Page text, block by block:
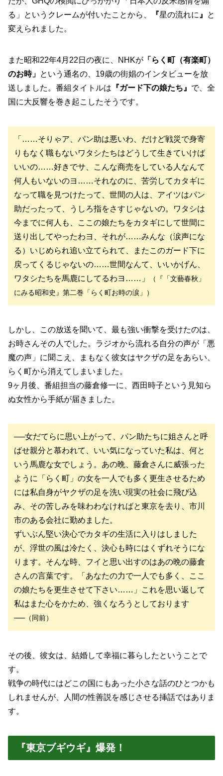
る」というクレームが付いたことから、
『星の流れに 』
と
変えられました。
また昭和22年4月22日の夜に、NHKが 「らく町（有楽町）
のお時」 という通名の、19歳の街娼のインタビューを放
送しました。番組タイトルは 『ガード下の娘たち』 で、全
国に大反響を巻き起こしたそうです。
「……そりゃア、パン助は悪いわ、だけど戦災で身寄
りもなく職もないワタシたちはどうして生きていけば
いいの……好きでサ、こんな商売をしている人なんて
何人もいないのヨ……それなのに、苦労してカタギに
なって職を見つけたって、世間の人は、アイツはパン
助だったって、うしろ指をさすじゃないの。ワタシは
今までに何人も、ここの娘たちをカタギにして世間に
送り出してやったわヨ、それが……みんな（涙声にな
る）いじめられ追い立てられて、またこのガード下に
戻ってくるじゃないの……世間なんて、いいかげん、
ワタシたちを馬鹿にしてるわヨ……」
（『「文藝春秋」
にみる昭和史』第二巻「らく町お時の涙」）
しかし、この放送を聞いて、最も強い衝撃を受けたのは、
お時さんその人でした。ラジオから流れる自分の声が「悪
魔の声」に聞こえ、まもなく彼女はヤクザの足をあらい、
らく町から消えてしまいました。
9ヶ月後、番組担当の藤倉修一に、西田時子という見知ら
ぬ女性から手紙が届きました。
──女だてらに思い上がって、パン助たちに姐さんと呼
ばせ親分と慕われて、いい気になっていた私は、何と
いう馬鹿な女でしょう。あの晩、藤倉さんに威張った
ように「らく町」の女を一人でも多く更生させるため
には私自身がヤクザの足を洗い現実の社会に飛び込
み、その苦しみを味わわなければと東京を去り、市川
市のある会社に勤めました。
ずいぶん堅い決心でカタギの生活に入りはしました
が、浮世の風は冷たく、決心も時にはくずれそうにな
ります。そんな時、フイと思い出すのはあの晩の藤倉
さんの言葉です。「あなたの力で一人でも多く、ここ
の娘たちを更生させて下さい……」これを思い返して
私はまた心をかため、強くなろうとしております
──（同前）
その後、彼女は、結婚して幸福に暮らしたということで
す。
戦争の時代にはどこの国にもあった小さな話のひとつかも
しれませんが、人間の性善説を感じさせる挿話ではありま
す。
『東京ブギウギ』爆発！